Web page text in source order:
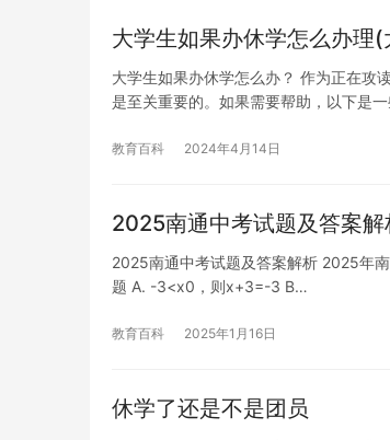
大学生如果办休学怎么办理
大学生如果办休学怎么办？ 作为正在攻
是至关重要的。如果需要帮助，以下是
教育百科 2024年4月14日
2025南通中考试题及答案解
2025南通中考试题及答案解析 2025年
题 A. -3<x0，则x+3=-3 B…
教育百科 2025年1月16日
休学了还是不是团员